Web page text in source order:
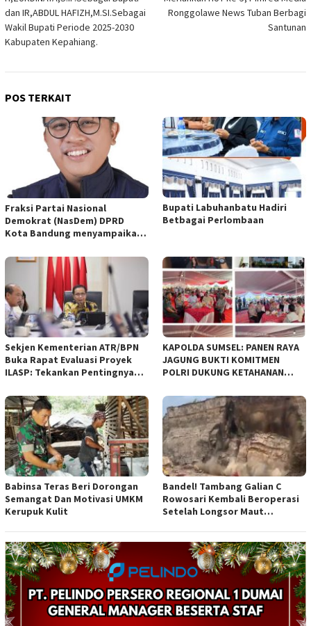
pos
dan IR,ABDUL HAFIZH,M.SI.Sebagai
Wakil Bupati Periode 2025-2030
Kabupaten Kepahiang.
Ronggolawe News Tuban Berbagi
Santunan
POS TERKAIT
Fraksi Partai Nasional
Demokrat (NasDem) DPRD
Kota Bandung menyampaikan
empat Rancangan Peraturan
Daerah (Raperda) yang
diajukan Pemerintah Kota
Bandung
Bupati Labuhanbatu Hadiri
Betbagai Perlombaan
Sekjen Kementerian ATR/BPN
Buka Rapat Evaluasi Proyek
ILASP: Tekankan Pentingnya
Anggaran
KAPOLDA SUMSEL: PANEN RAYA
JAGUNG BUKTI KOMITMEN
POLRI DUKUNG KETAHANAN
Babinsa Teras Beri Dorongan
Semangat Dan Motivasi UMKM
Kerupuk Kulit
Bandel! Tambang Galian C
Rowosari Kembali Beroperasi
Setelah Longsor Maut